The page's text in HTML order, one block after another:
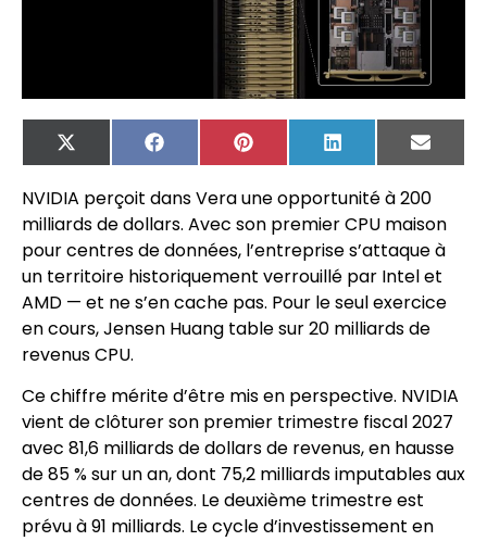
X
(Twitter)
FacebookPinterest LinkedIn
Email
NVIDIA perçoit dans Vera une opportunité à 200
milliards de dollars. Avec son premier CPU maison
pour centres de données, l’entreprise s’attaque à
un territoire historiquement verrouillé par Intel et
AMD — et ne s’en cache pas. Pour le seul exercice
en cours, Jensen Huang table sur 20 milliards de
revenus CPU.
Ce chiffre mérite d’être mis en perspective. NVIDIA
vient de clôturer son premier trimestre fiscal 2027
avec 81,6 milliards de dollars de revenus, en hausse
de 85 % sur un an, dont 75,2 milliards imputables aux
centres de données. Le deuxième trimestre est
prévu à 91 milliards. Le cycle d’investissement en